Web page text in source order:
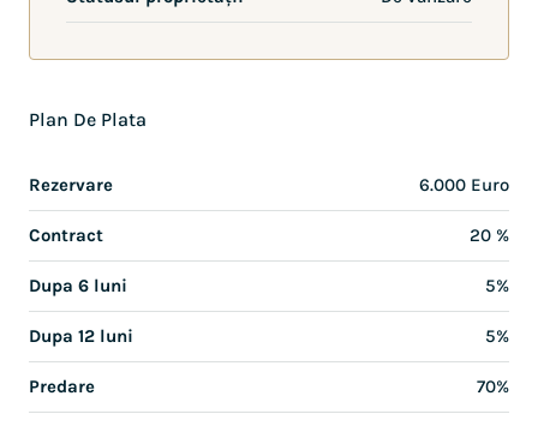
Plan De Plata
Rezervare 6.000 Euro
Contract 20 %
Dupa 6 luni 5%
Dupa 12 luni 5%
Predare 70%